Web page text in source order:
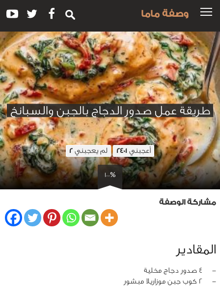
وصفة ماما
طريقة عمل صدور الدجاج بالجبن والسبانخ
أعجبني 2401 لم يعجبني 2
100%
مشاركة الوصفة
المقادير
‏-
4 صدور دجاج مخلية
‏-
2 كوب جبن موزاريلا مبشور